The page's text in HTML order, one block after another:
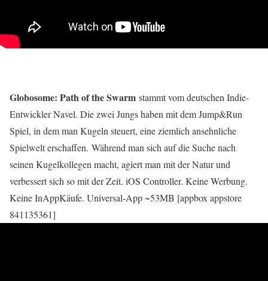
Globosome: Path of the Swarm stammt vom deutschen Indie-
Entwickler Navel. Die zwei Jungs haben mit dem Jump&Run
Spiel, in dem man Kugeln steuert, eine ziemlich ansehnliche
Spielwelt erschaffen. Während man sich auf die Suche nach
seinen Kugelkollegen macht, agiert man mit der Natur und
verbessert sich so mit der Zeit. iOS Controller. Keine Werbung.
Keine InAppKäufe. Universal-App ~53MB [appbox appstore
841135361]